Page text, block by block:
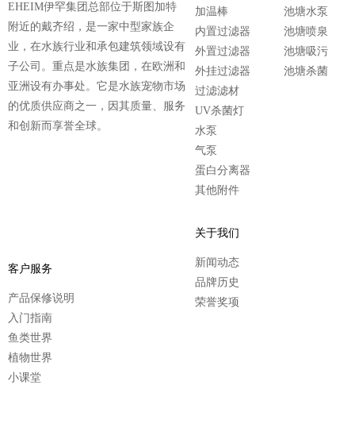
EHEIM伊罕集团总部位于斯图加特
附近的戴齐绍，是一家中型家族企
业，在水族行业和承包建筑领域设有
子公司。重点是水族集团，在欧洲和
亚洲设有办事处。它是水族宠物市场
的优质供应商之一，因其质量、服务
和创新而享誉全球。
加温棒
内置过滤器
外置过滤器
外挂过滤器
过滤滤材
UV杀菌灯
水泵
气泵
蛋白分离器
其他附件
池塘水泵
池塘喷泉
池塘吸污
池塘杀菌
客户服务
产品保修说明
入门指南
鱼类世界
植物世界
小课堂
关于我们
新闻动态
品牌历史
荣誉奖项